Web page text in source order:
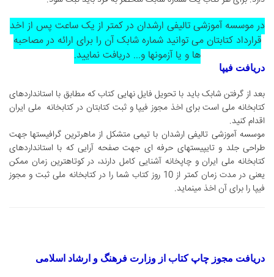
در موسسه آموزشی تالیفی ارشدان در کمتر از یک ساعت پس از اخد
قرارداد کتابتان می توانید شماره شابک آن را برای ارائه در مصاحبه
ها و یا آزمونها و... دریافت نمایید.
دریافت فیپا
بعد از گرفتن شابک باید با تحویل فایل نهایی کتاب که مطابق با استانداردهای
کتابخانه ملی است برای اخذ مجوز فیپا و ثبت کتابتان در کتابخانه ملی ایران
اقدام کنید.
موسسه آموزشی تالیفی ارشدان با تیمی متشکل از ماهرترین گرافیستها جهت
طراحی جلد و تایپیستهای حرفه ای جهت صفحه آرایی که با استانداردهای
کتابخانه ملی ایران و چاپخانه آشنایی کامل دارند، در کوتاهترین زمان ممکن
یعنی در مدت زمان کمتر از 10 روز کتاب شما را در کتابخانه ملی ثبت و مجوز
فیپا را برای آن اخذ مینماید.
دریافت مجوز چاپ کتاب از وزارت فرهنگ و ارشاد اسلامی